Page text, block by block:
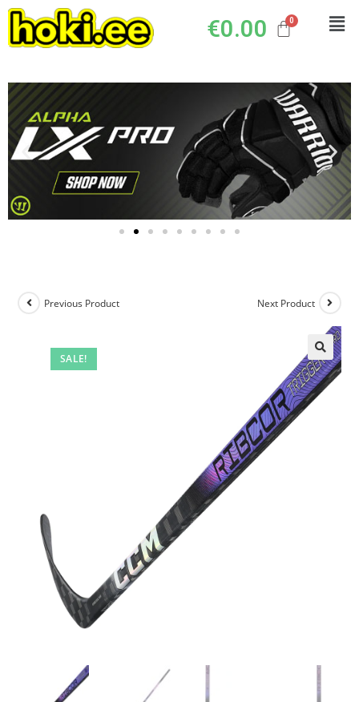
€0.00
SALE!
Previous Product Next Product